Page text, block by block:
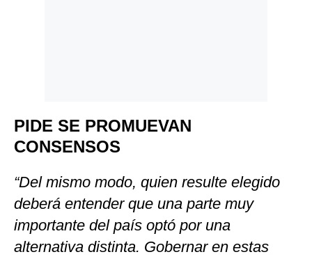
PIDE SE PROMUEVAN
CONSENSOS
“Del mismo modo, quien resulte elegido
deberá entender que una parte muy
importante del país optó por una
alternativa distinta. Gobernar en estas